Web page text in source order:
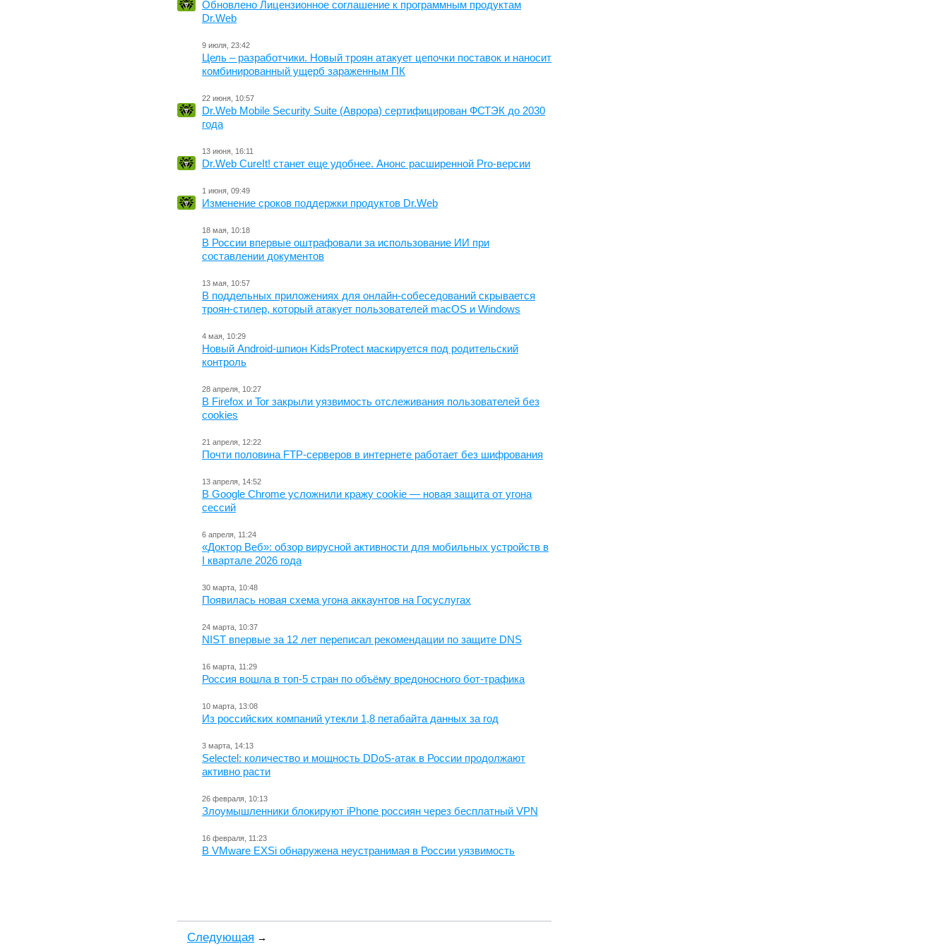
Обновлено Лицензионное соглашение к программным продуктам
Dr.Web
9 июля, 23:42
Цель – разработчики. Новый троян атакует цепочки поставок и наносит
комбинированный ущерб зараженным ПК
22 июня, 10:57
Dr.Web Mobile Security Suite (Аврора) сертифицирован ФСТЭК до 2030
года
13 июня, 16:11
Dr.Web CureIt! станет еще удобнее. Анонс расширенной Pro-версии
1 июня, 09:49
Изменение сроков поддержки продуктов Dr.Web
18 мая, 10:18
В России впервые оштрафовали за использование ИИ при
составлении документов
13 мая, 10:57
В поддельных приложениях для онлайн-собеседований скрывается
троян-стилер, который атакует пользователей macOS и Windows
4 мая, 10:29
Новый Android-шпион KidsProtect маскируется под родительский
контроль
28 апреля, 10:27
В Firefox и Tor закрыли уязвимость отслеживания пользователей без
cookies
21 апреля, 12:22
Почти половина FTP-серверов в интернете работает без шифрования
13 апреля, 14:52
В Google Chrome усложнили кражу cookie — новая защита от угона
сессий
6 апреля, 11:24
«Доктор Веб»: обзор вирусной активности для мобильных устройств в
I квартале 2026 года
30 марта, 10:48
Появилась новая схема угона аккаунтов на Госуслугах
24 марта, 10:37
NIST впервые за 12 лет переписал рекомендации по защите DNS
16 марта, 11:29
Россия вошла в топ-5 стран по объёму вредоносного бот-трафика
10 марта, 13:08
Из российских компаний утекли 1,8 петабайта данных за год
3 марта, 14:13
Selectel: количество и мощность DDoS-атак в России продолжают
активно расти
26 февраля, 10:13
Злоумышленники блокируют iPhone россиян через бесплатный VPN
16 февраля, 11:23
В VMware EXSi обнаружена неустранимая в России уязвимость
Cледующая →